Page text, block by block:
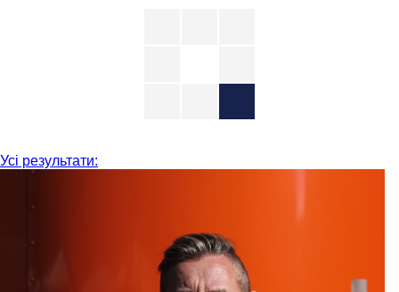
Усі результати: